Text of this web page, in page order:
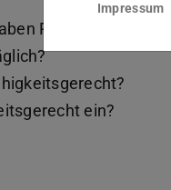
ein?
Impressum